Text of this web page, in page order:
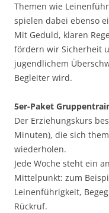
Themen wie
spielen dabei ebenso
Mit Geduld, klaren
fördern wir Sicherheit
jugendlichem
Begleiter wird.
5er-Paket
Der Erziehungskurs
Minuten), die sich
wiederholen.
Jede Woche steht ein
Mittelpunkt: zum
Leinenführigkeit,
Rückruf.